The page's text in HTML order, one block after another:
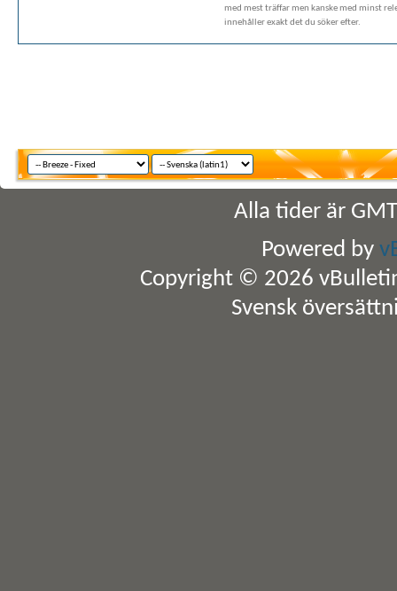
med mest träffar men kanske med minst
innehåller exakt det du söker efter.
Alla tider är
Powered by
Copyright © 2026
Svensk